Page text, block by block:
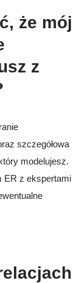
że mój
z
szczegółowa
modelujesz.
ER z ekspertami